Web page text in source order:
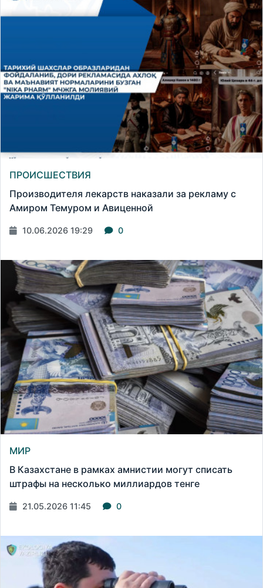
ПРОИСШЕСТВИЯ
Производителя лекарств наказали за рекламу с
Амиром Темуром и Авиценной
10.06.2026 19:29 0
МИР
В Казахстане в рамках амнистии могут списать
штрафы на несколько миллиардов тенге
21.05.2026 11:45 0